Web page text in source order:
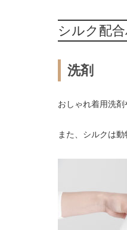
シルク配
洗剤
おしゃれ着用洗
また、シルクは